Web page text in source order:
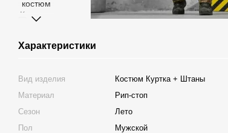
Характеристики
Вид изделия
Костюм Куртка + Штаны
Материал
Рип-стоп
Сезон
Лето
Пол
Мужской